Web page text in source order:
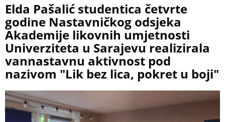
Elda Pašalić studentica četvrte
godine Nastavničkog odsjeka
Akademije likovnih umjetnosti
Univerziteta u Sarajevu realizirala
vannastavnu aktivnost pod
nazivom "Lik bez lica, pokret u boji"